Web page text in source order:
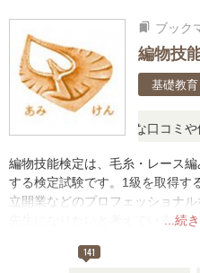
bookmarks ブック
編物技
基礎教
思ったら、リアルな口コミや体
...続
編物技能検定は、毛糸・レース
する検定試験です。1級を取得す
立開業などのプロフェッショナ
先生になりたいと考えている方
141